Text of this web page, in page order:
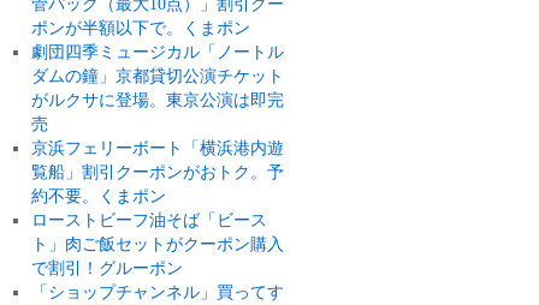
ポンが半額以下で。くまポン
劇団四季ミュージカル「ノートル
ダムの鐘」京都貸切公演チケット
がルクサに登場。東京公演は即完
売
京浜フェリーボート「横浜港内遊
覧船」割引クーポンがおトク。予
約不要。くまポン
ローストビーフ油そば「ビース
ト」肉ご飯セットがクーポン購入
で割引！グルーポン
「ショップチャンネル」買ってす